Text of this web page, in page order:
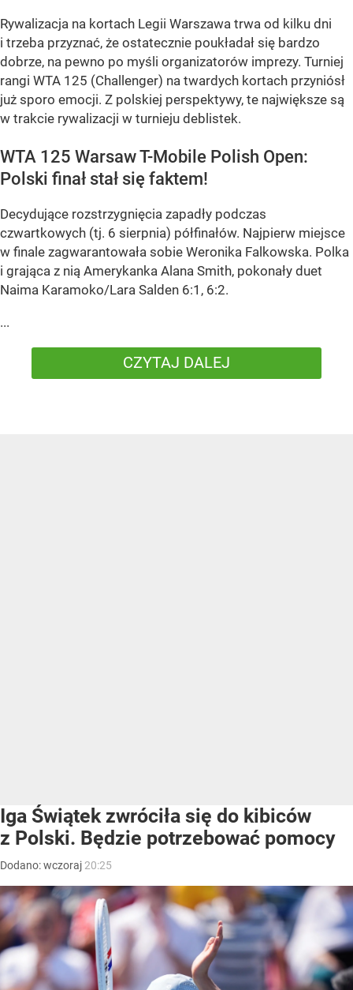
Rywalizacja na kortach Legii Warszawa trwa od kilku dni
i trzeba przyznać, że ostatecznie poukładał się bardzo
dobrze, na pewno po myśli organizatorów imprezy. Turniej
rangi WTA 125 (Challenger) na twardych kortach przyniósł
już sporo emocji. Z polskiej perspektywy, te największe są
w trakcie rywalizacji w turnieju deblistek.
WTA 125 Warsaw T-Mobile Polish Open:
Polski finał stał się faktem!
Decydujące rozstrzygnięcia zapadły podczas
czwartkowych (tj. 6 sierpnia) półfinałów. Najpierw miejsce
w finale zagwarantowała sobie Weronika Falkowska. Polka
i grająca z nią Amerykanka Alana Smith, pokonały duet
Naima Karamoko/Lara Salden 6:1, 6:2.
...
CZYTAJ DALEJ
Iga Świątek zwróciła się do kibiców
z Polski. Będzie potrzebować pomocy
Dodano:wczoraj 20:25